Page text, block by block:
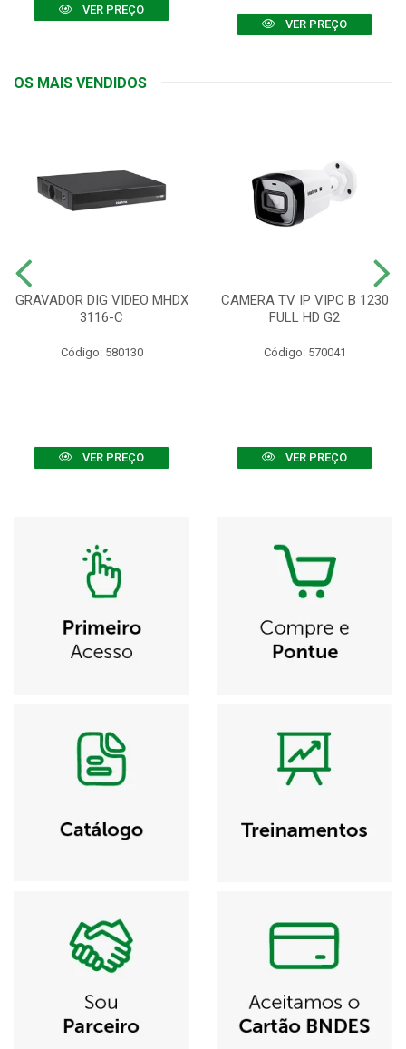
VER PREÇO
VER PREÇO
OS MAIS VENDIDOS
GRAVADOR DIG VIDEO MHDX
3116-C
Código: 580130
VER PREÇO
CAMERA TV IP VIPC B 1230
FULL HD G2
Código: 570041
VER PREÇO